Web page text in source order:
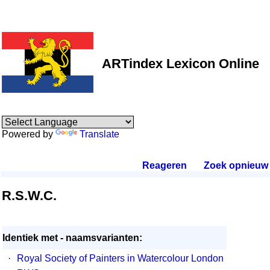
ARTindex Lexicon Online
Powered by Translate
Reageren Zoek opnieuw.
R.S.W.C.
Identiek met - naamsvarianten:
·
Royal Society of Painters in Watercolour London